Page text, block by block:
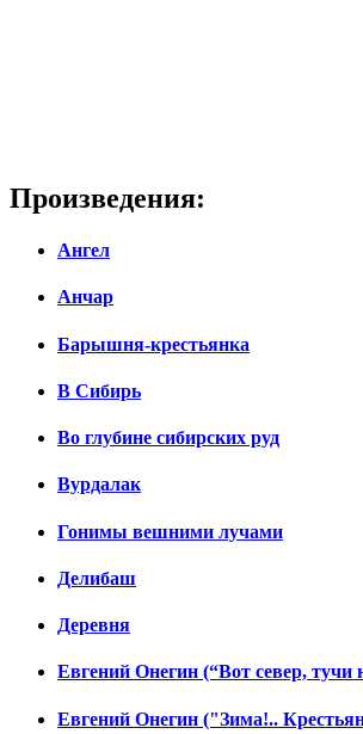
Произведения:
Ангел
Анчар
Барышня-крестьянка
В Сибирь
Во глубине сибирских руд
Вурдалак
Гонимы вешними лучами
Делибаш
Деревня
Евгений Онегин (“Вот север, тучи
Евгений Онегин ("Зима!..